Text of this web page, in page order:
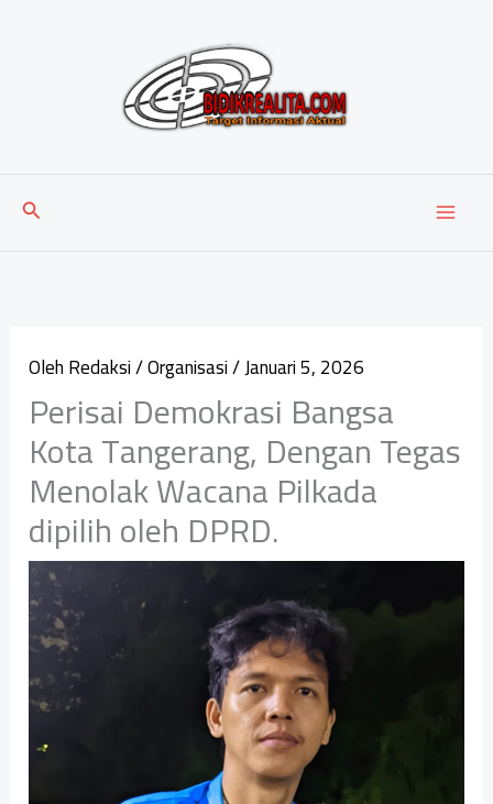
Cari
OlehRedaksi/Organisasi/Januari 5, 2026
‎Perisai Demokrasi Bangsa
Kota Tangerang, Dengan Tegas
Menolak Wacana Pilkada
dipilih oleh DPRD.